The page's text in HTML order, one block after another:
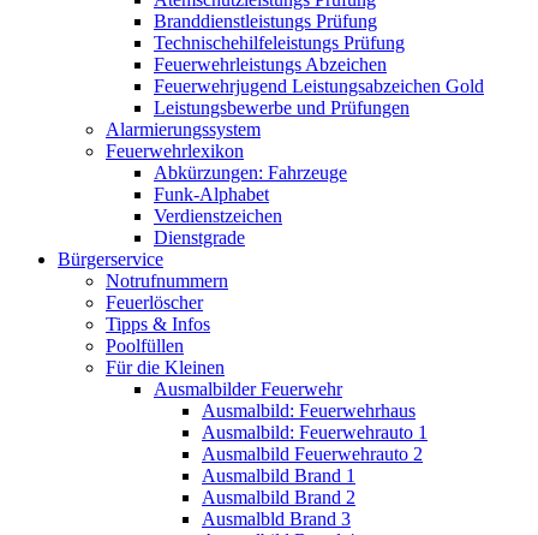
Branddienstleistungs Prüfung
Technischehilfeleistungs Prüfung
Feuerwehrleistungs Abzeichen
Feuerwehrjugend Leistungsabzeichen Gold
Leistungsbewerbe und Prüfungen
Alarmierungssystem
Feuerwehrlexikon
Abkürzungen: Fahrzeuge
Funk-Alphabet
Verdienstzeichen
Dienstgrade
Bürgerservice
Notrufnummern
Feuerlöscher
Tipps & Infos
Poolfüllen
Für die Kleinen
Ausmalbilder Feuerwehr
Ausmalbild: Feuerwehrhaus
Ausmalbild: Feuerwehrauto 1
Ausmalbild Feuerwehrauto 2
Ausmalbild Brand 1
Ausmalbild Brand 2
Ausmalbld Brand 3